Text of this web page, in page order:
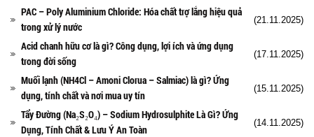
PAC – Poly Aluminium Chloride: Hóa chất trợ lắng hiệu quả
trong xử lý nước
(21.11.2025)
Acid chanh hữu cơ là gì? Công dụng, lợi ích và ứng dụng
trong đời sống
(17.11.2025)
Muối lạnh (NH4Cl – Amoni Clorua – Salmiac) là gì? Ứng
dụng, tính chất và nơi mua uy tín
(15.11.2025)
Tẩy Đường (Na₂S₂O₄) – Sodium Hydrosulphite Là Gì? Ứng
Dụng, Tính Chất & Lưu Ý An Toàn
(14.11.2025)